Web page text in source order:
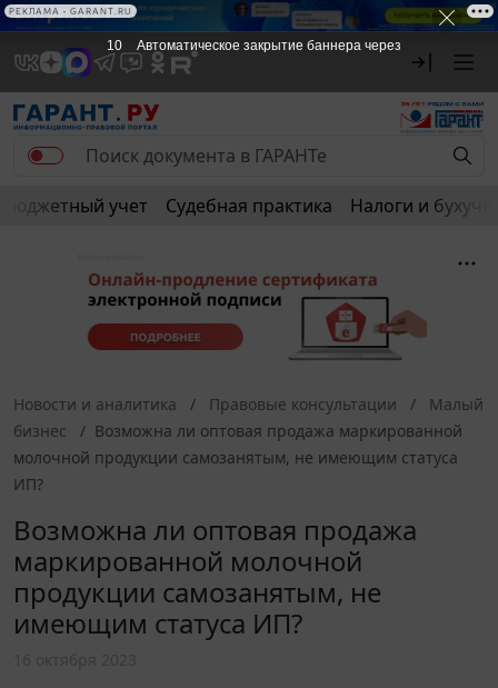
Бюджетный учет Судебная практика Налоги и
Новости и аналитика Правовые консультации
Малый
бизнес
Возможна ли оптовая продажа маркированной
молочной продукции самозанятым, не имеющим статуса
ИП?
Возможна ли оптовая продажа
маркированной молочной
продукции самозанятым, не
имеющим статуса ИП?
9 Автоматическое закрытие баннера через
РЕКЛАМА • GARANT.RU